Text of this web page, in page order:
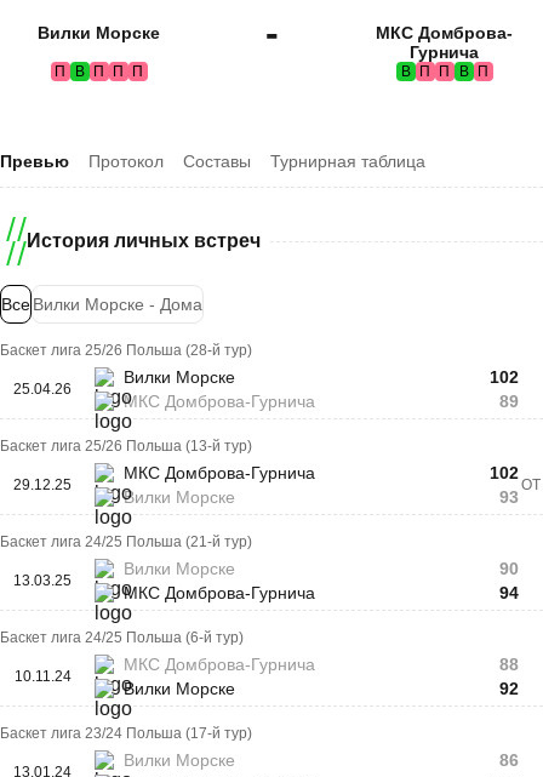
Вилки Морске
П В П П П
-
МКС Домброва-
Гурнича
В П П В П
Превью Протокол Составы Турнирная таблица
История личных встреч
ВсеВилки Морске - Дома
Баскет лига 25/26 Польша (28-й тур)
25.04.26
Вилки Морске
МКС Домброва-Гурнича
102
89
Баскет лига 25/26 Польша (13-й тур)
29.12.25
МКС Домброва-Гурнича
Вилки Морске
102
93
ОТ
Баскет лига 24/25 Польша (21-й тур)
13.03.25
Вилки Морске
МКС Домброва-Гурнича
90
94
Баскет лига 24/25 Польша (6-й тур)
10.11.24
МКС Домброва-Гурнича
Вилки Морске
88
92
Баскет лига 23/24 Польша (17-й тур)
13.01.24
Вилки Морске
86